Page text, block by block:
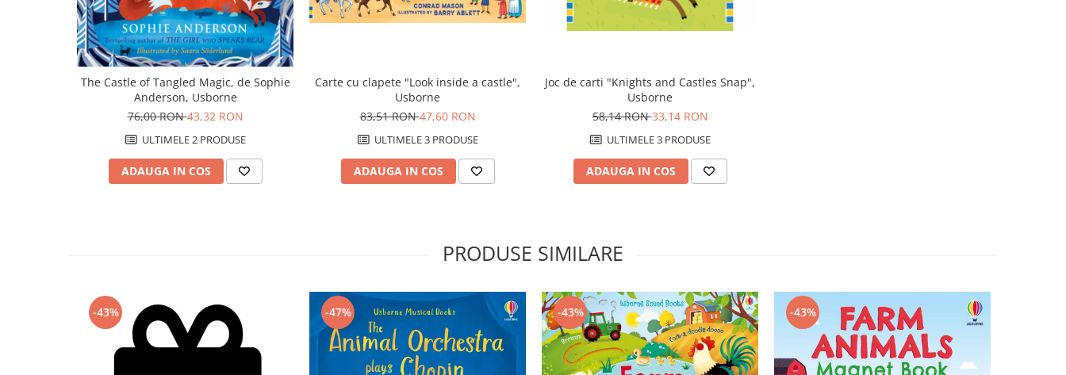
The Castle of Tangled Magic, de Sophie
Anderson, Usborne
76,00 RON43,32 RON
ULTIMELE 2 PRODUSE
ADAUGA IN COS
Carte cu clapete "Look inside a castle",
Usborne
83,51 RON47,60 RON
ULTIMELE 3 PRODUSE
ADAUGA IN COS
Joc de carti "Knights and Castles Snap",
Usborne
58,14 RON33,14 RON
ULTIMELE 3 PRODUSE
ADAUGA IN COS
PRODUSE SIMILARE
-43% -47% -43% -43%